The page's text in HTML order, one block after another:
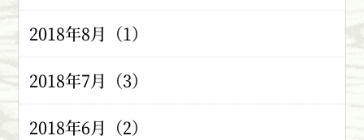
2018年8月（1）
2018年7月（3）
2018年6月（2）